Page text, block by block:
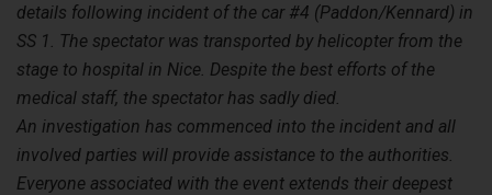
details following incident of the car #4 (Paddon/Kennard) in
SS 1. The spectator was transported by helicopter from the
stage to hospital in Nice. Despite the best efforts of the
medical staff, the spectator has sadly died.
An investigation has commenced into the incident and all
involved parties will provide assistance to the authorities.
Everyone associated with the event extends their deepest